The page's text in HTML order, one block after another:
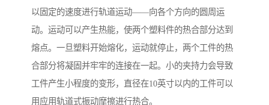
以固定的速度进行轨道运动——向各个方向的圆周运
动。运动可以产生热能，使两个塑料件的热合部分达到
熔点。一旦塑料开始熔化，运动就停止，两个工件的热
合部分将凝固并牢牢的连接在一起。小的夹持力会导致
工件产生小程度的变形，直径在10英寸以内的工件可以
用应用轨道式振动摩擦进行热合。